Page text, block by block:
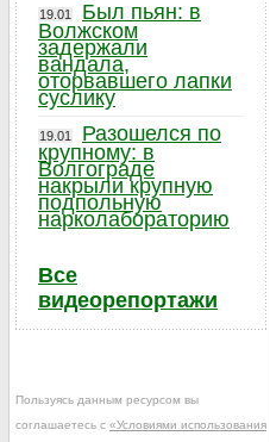
19.01
Был пьян: в
Волжском
задержали
вандала,
оторвавшего лапки
суслику
19.01
Разошелся по
крупному: в
Волгограде
накрыли крупную
подпольную
нарколабораторию
Все
видеорепортажи
Пользуясь данным ресурсом вы
соглашаетесь с «Условиями использования